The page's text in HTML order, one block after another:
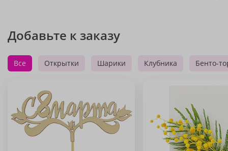
Добавьте к заказу
Все Открытки Шарики Клубника Бенто-